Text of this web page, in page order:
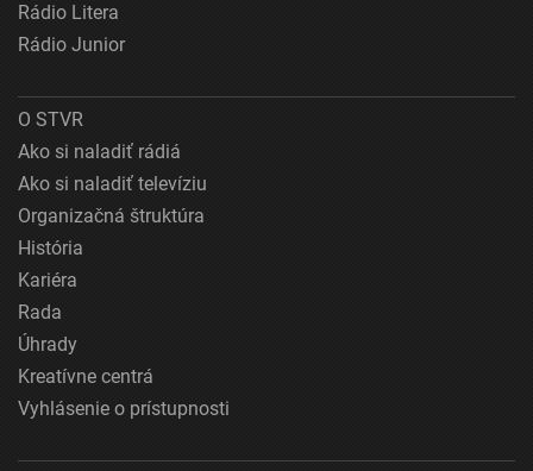
Rádio Litera
Rádio Junior
O STVR
Ako si naladiť rádiá
Ako si naladiť televíziu
Organizačná štruktúra
História
Kariéra
Rada
Úhrady
Kreatívne centrá
Vyhlásenie o prístupnosti